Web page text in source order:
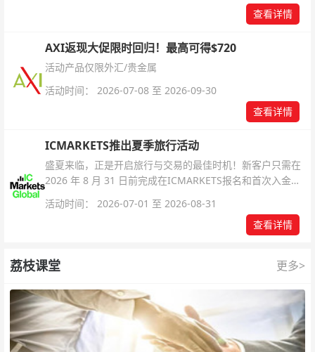
查看详情
AXI返现大促限时回归！最高可得$720
活动产品仅限外汇/贵金属
活动时间： 2026-07-08 至 2026-09-30
查看详情
ICMARKETS推出夏季旅行活动
盛夏来临，正是开启旅行与交易的最佳时机！新客户只需在
2026 年 8 月 31 日前完成在ICMARKETS报名和首次入金即
活动时间： 2026-07-01 至 2026-08-31
查看详情
荔枝课堂 更多>